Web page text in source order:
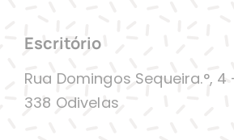
Escritório
Rua Domingos Sequeira.°,
338 Odivelas